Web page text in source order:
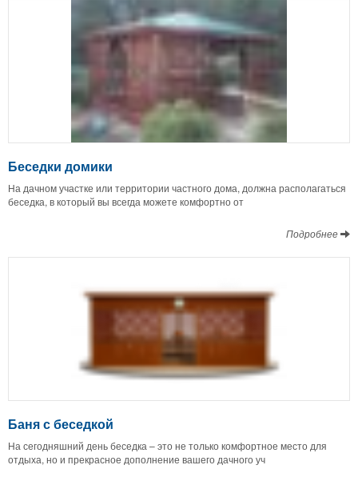
Беседки домики
На дачном участке или территории частного дома, должна располагаться
беседка, в который вы всегда можете комфортно от
Подробнее
Баня с беседкой
На сегодняшний день беседка – это не только комфортное место для
отдыха, но и прекрасное дополнение вашего дачного уч